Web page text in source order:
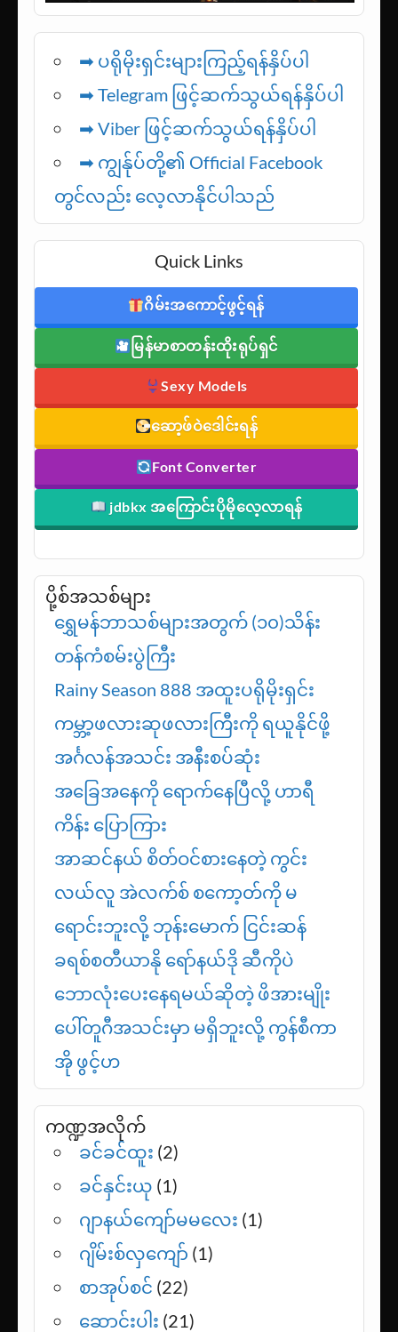
➡ ပရိုမိုးရှင်းများကြည့်ရန်နှိပ်ပါ
➡ Telegram ဖြင့်ဆက်သွယ်ရန်နှိပ်ပါ
➡ Viber ဖြင့်ဆက်သွယ်ရန်နှိပ်ပါ
➡ ကျွန်ုပ်တို့၏ Official Facebook
တွင်လည်း လေ့လာနိုင်ပါသည်
Quick Links
ဂိမ်းအကောင့်ဖွင့်ရန်
မြန်မာစာတန်းထိုးရုပ်ရှင်
Sexy Models
ဆော့ဖ်ဝဲဒေါင်းရန်
Font Converter
jdbkx အကြောင်းပိုမိုလေ့လာရန်
ပို့စ်အသစ်များ
ရွှေမန်ဘာသစ်များအတွက် (၁၀)သိန်း
တန်ကံစမ်းပွဲကြီး
Rainy Season 888 အထူးပရိုမိုးရှင်း
ကမ္ဘာ့ဖလားဆုဖလားကြီးကို ရယူနိုင်ဖို့
အင်္ဂလန်အသင်း အနီးစပ်ဆုံး
အခြေအနေကို ရောက်နေပြီလို့ ဟာရီ
ကိန်း ပြောကြား
အာဆင်နယ် စိတ်ဝင်စားနေတဲ့ ကွင်း
လယ်လူ အဲလက်စ် စကော့တ်ကို မ
ရောင်းဘူးလို့ ဘုန်းမောက် ငြင်းဆန်
ခရစ်စတီယာနို ရော်နယ်ဒို ဆီကိုပဲ
ဘောလုံးပေးနေရမယ်ဆိုတဲ့ ဖိအားမျိုး
ပေါ်တူဂီအသင်းမှာ မရှိဘူးလို့ ကွန်စီကာ
အို ဖွင့်ဟ
ကဏ္ဍအလိုက်
ခင်ခင်ထူး (2)
ခင်နှင်းယု (1)
ဂျာနယ်ကျော်မမလေး (1)
ဂျိမ်းစ်လှကျော် (1)
စာအုပ်စင် (22)
ဆောင်းပါး (21)